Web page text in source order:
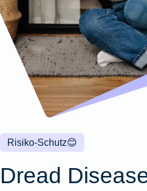
Wohnungsschutzbrief
Zur
Produktübersicht
Zur
Produktübersicht
Zur
Produktübersicht
Zur
Produktübersicht
Produktübersicht
Produktübersicht
Produktübersicht
Montageversicherung
Zur
Produktübersicht
Gruppenunfall für
Betriebe
Gruppenunfall für
Vereine
Produktübersicht
Kunstversicherung
Valorenversicherung
Zur
😊
Risiko-Schutz
Dread